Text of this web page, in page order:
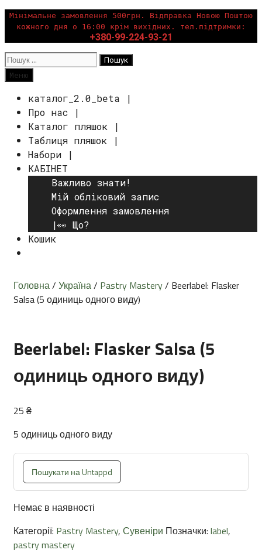
Перейти
вмісту
Мінімальне замовлення 500грн. Відправка Новою Поштою
кожного дня о 16:00 крім вихідних. тел.підтримки:
+380-99-224-93-21
Пошук:
Пошук
Меню
каталог_2.0_beta |
Про нас |
Каталог пляшок |
Таблиця пляшок |
Набори |
КАБІНЕТ
Важливо знати!
Мій обліковий запис
Оформлення замовлення
|👀 Що?
Кошик
Головна/ Україна/ Pastry Mastery/ Beerlabel: Flasker
Salsa (5 одиниць одного виду)
Beerlabel: Flasker Salsa (5
одиниць одного виду)
25 ₴
5 одиниць одного виду
Пошукати на Untappd
Немає в наявності
Категорії: Pastry Mastery, Сувеніри Позначки: label,
pastry mastery